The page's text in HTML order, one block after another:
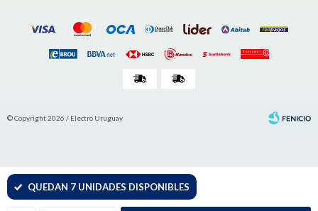
QUEDAN 7 UNIDADES DISPONIBLES
© Copyright 2026 / Electro Uruguay